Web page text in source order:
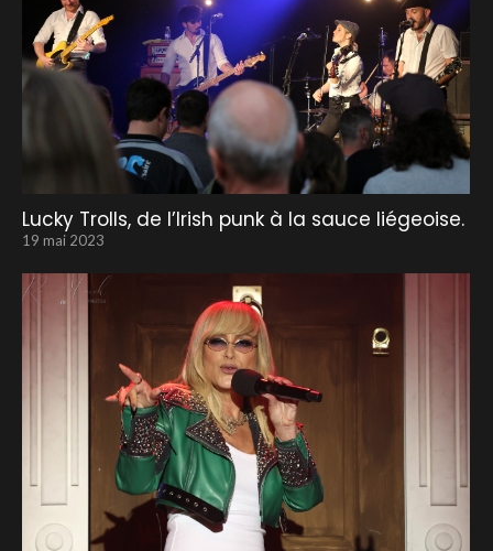
Lucky Trolls, de l’Irish punk à la sauce liégeoise.
19 mai 2023